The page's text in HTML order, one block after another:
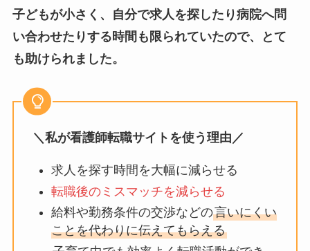
子どもが小さく、自分で求人を探したり病院へ問
い合わせたりする時間も限られていたので、とて
も助けられました。
＼私が看護師転職サイトを使う理由／
求人を探す時間を大幅に減らせる
転職後のミスマッチを減らせる
給料や勤務条件の交渉などの言いにくい
ことを代わりに伝えてもらえる